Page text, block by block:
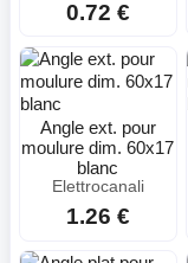
0.72 €
Angle ext. pour
moulure dim. 60x17
blanc
Elettrocanali
1.26 €